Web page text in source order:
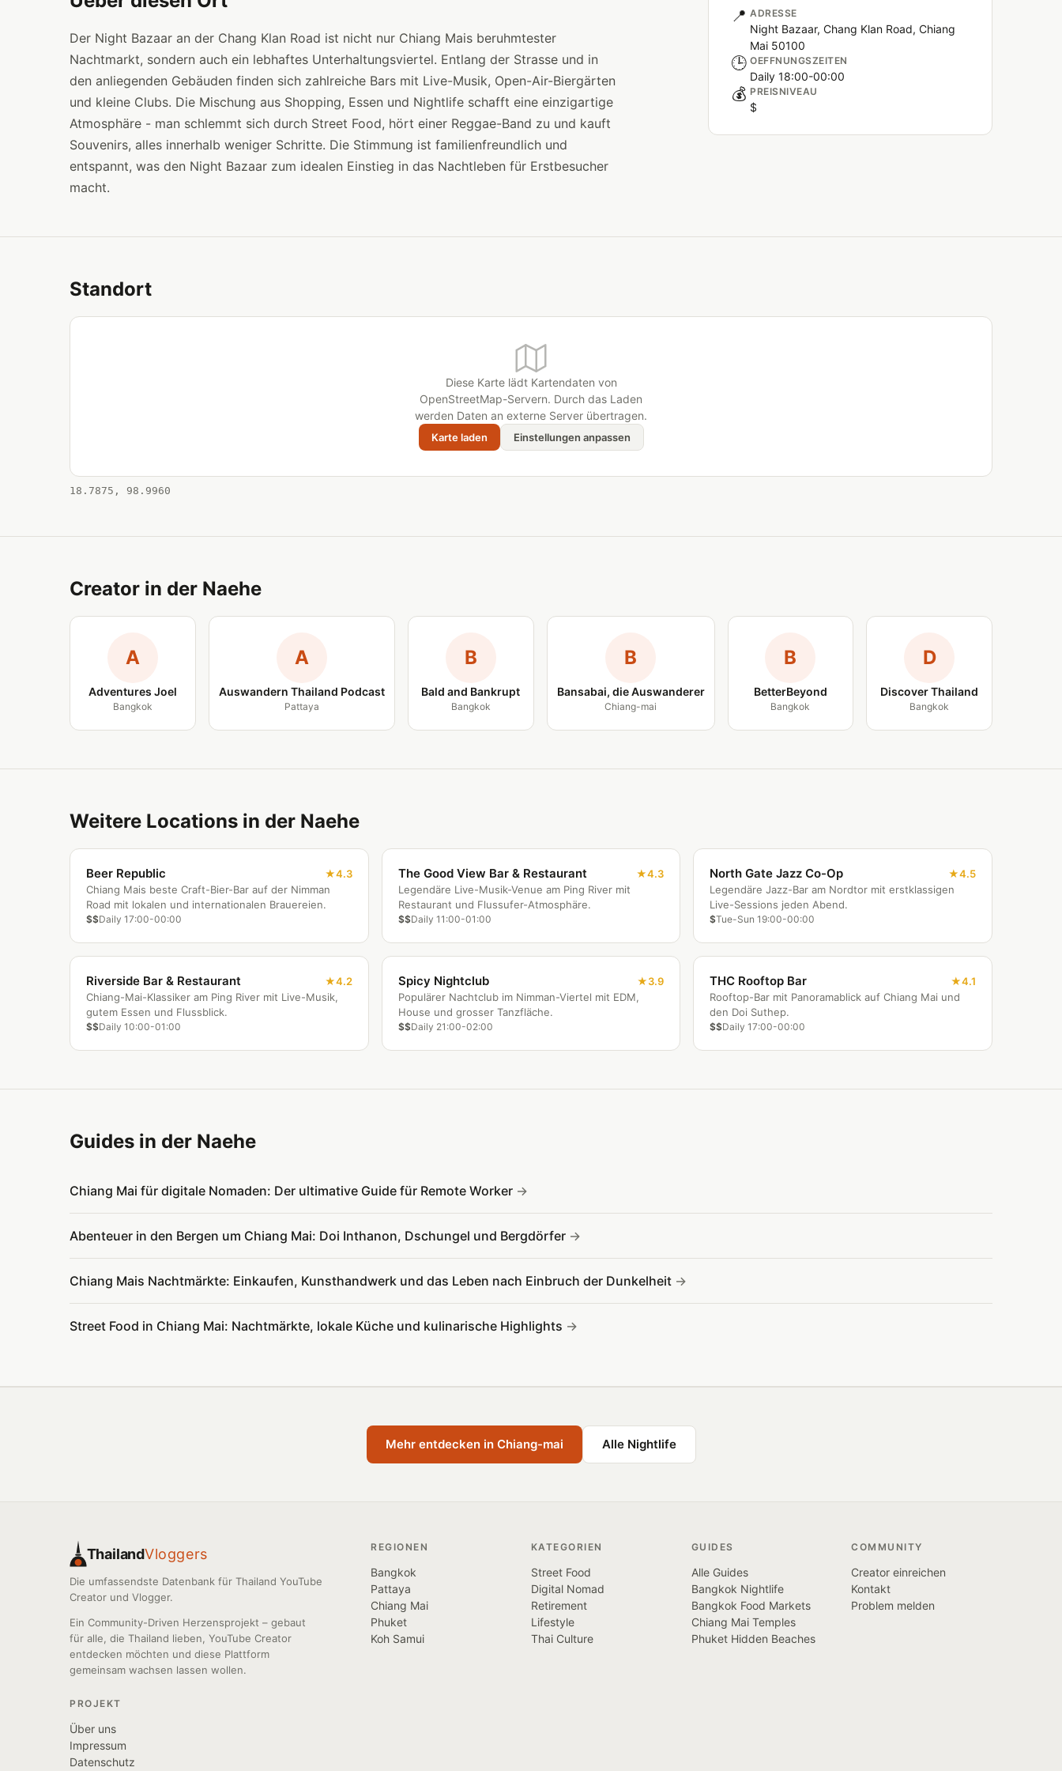
Der Night Bazaar an der Chang Klan Road ist nicht nur Chiang Mais beruhmtester
Nachtmarkt, sondern auch ein lebhaftes Unterhaltungsviertel. Entlang der Strasse und in
den anliegenden Gebäuden finden sich zahlreiche Bars mit Live-Musik, Open-Air-Biergärten
und kleine Clubs. Die Mischung aus Shopping, Essen und Nightlife schafft eine einzigartige
Atmosphäre - man schlemmt sich durch Street Food, hört einer Reggae-Band zu und kauft
Souvenirs, alles innerhalb weniger Schritte. Die Stimmung ist familienfreundlich und
entspannt, was den Night Bazaar zum idealen Einstieg in das Nachtleben für Erstbesucher
macht.
📍 ADRESSE
Night Bazaar, Chang Klan Road, Chiang
Mai 50100
🕒 OEFFNUNGSZEITEN
Daily 18:00-00:00
💰 PREISNIVEAU
$
Standort
Diese Karte lädt Kartendaten von
OpenStreetMap-Servern. Durch das Laden
werden Daten an externe Server übertragen.
Karte laden Einstellungen anpassen
18.7875, 98.9960
Creator in der Naehe
A
Adventures Joel
Bangkok
A
Auswandern Thailand Podcast
Pattaya
B
Bald and Bankrupt
Bangkok
B
Bansabai, die Auswanderer
Chiang-mai
B
BetterBeyond
Bangkok
D
Discover Thailand
Bangkok
Weitere Locations in der Naehe
Beer Republic
4.3
Chiang Mais beste Craft-Bier-Bar auf der Nimman
Road mit lokalen und internationalen Brauereien.
$$Daily 17:00-00:00
The Good View Bar & Restaurant
4.3
Legendäre Live-Musik-Venue am Ping River mit
Restaurant und Flussufer-Atmosphäre.
$$Daily 11:00-01:00
North Gate Jazz Co-Op
4.5
Legendäre Jazz-Bar am Nordtor mit erstklassigen
Live-Sessions jeden Abend.
$Tue-Sun 19:00-00:00
Riverside Bar & Restaurant
4.2
Chiang-Mai-Klassiker am Ping River mit Live-Musik,
gutem Essen und Flussblick.
$$Daily 10:00-01:00
Spicy Nightclub
3.9
Populärer Nachtclub im Nimman-Viertel mit EDM,
House und grosser Tanzfläche.
$$Daily 21:00-02:00
THC Rooftop Bar
4.1
Rooftop-Bar mit Panoramablick auf Chiang Mai und
den Doi Suthep.
$$Daily 17:00-00:00
Guides in der Naehe
Chiang Mai für digitale Nomaden: Der ultimative Guide für Remote Worker
Abenteuer in den Bergen um Chiang Mai: Doi Inthanon, Dschungel und Bergdörfer
Chiang Mais Nachtmärkte: Einkaufen, Kunsthandwerk und das Leben nach Einbruch der Dunkelheit
Street Food in Chiang Mai: Nachtmärkte, lokale Küche und kulinarische Highlights
Mehr entdecken in Chiang-mai Alle Nightlife
ThailandVloggers
Die umfassendste Datenbank für Thailand YouTube
Creator und Vlogger.
Ein Community-Driven Herzensprojekt – gebaut
für alle, die Thailand lieben, YouTube Creator
entdecken möchten und diese Plattform
gemeinsam wachsen lassen wollen.
REGIONEN
Bangkok
Pattaya
Chiang Mai
Phuket
Koh Samui
KATEGORIEN
Street Food
Digital Nomad
Retirement
Lifestyle
Thai Culture
GUIDES
Alle Guides
Bangkok Nightlife
Bangkok Food Markets
Chiang Mai Temples
Phuket Hidden Beaches
COMMUNITY
Creator einreichen
Kontakt
Problem melden
PROJEKT
Über uns
Impressum
Datenschutz